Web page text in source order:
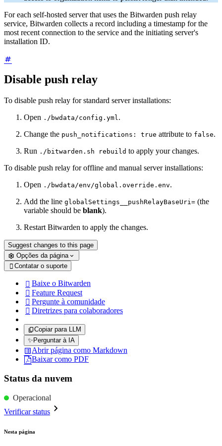
For each self-hosted server that uses the Bitwarden push relay
service, Bitwarden collects a record including a timestamp for the
most recent connection to the service and the initiating server's
installation ID.
Disable push relay
To disable push relay for standard server installations:
Open ./bwdata/config.yml .
Change the push_notifications: true attribute to false.
Run ./bitwarden.sh rebuild to apply your changes.
To disable push relay for offline and manual server installations:
Open ./bwdata/env/global.override.env.
Add the line globalSettings__pushRelayBaseUri= (the
variable should be blank).
Restart Bitwarden to apply the changes.
Suggest changes to this page
Opções da página
 Contatar o suporte
 Baixe o Bitwarden
 Feature Request
 Pergunte à comunidade
 Diretrizes para colaboradores
Copiar para LLM
✨Perguntar à IA
Abrir página como Markdown
Baixar como PDF
Status da nuvem
Operacional
Verificar status
Nesta página